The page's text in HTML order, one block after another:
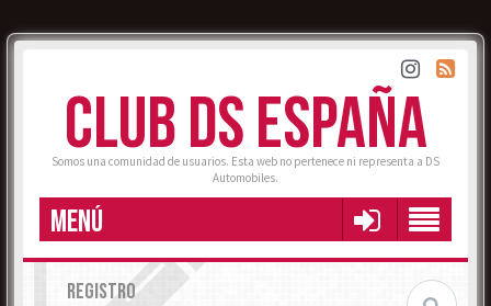
CLUB DS ESPAÑA
Somos una comunidad de usuarios. Esta web no pertenece ni representa a DS
Automobiles.
MENÚ
REGISTRO